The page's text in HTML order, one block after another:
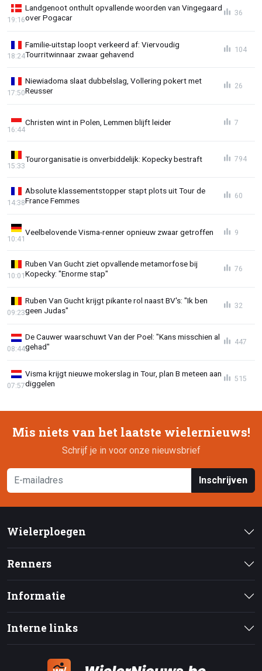
Landgenoot onthult opvallende woorden van Vingegaard
over Pogacar
19:16
36
Familie-uitstap loopt verkeerd af: Viervoudig
Tourritwinnaar zwaar gehavend
18:24
104
Niewiadoma slaat dubbelslag, Vollering pokert met
Reusser
17:50
26
Christen wint in Polen, Lemmen blijft leider
16:44
7
Tourorganisatie is onverbiddelijk: Kopecky bestraft
15:33
794
Absolute klassementstopper stapt plots uit Tour de
France Femmes
14:38
60
Veelbelovende Visma-renner opnieuw zwaar getroffen
10:41
9
Ruben Van Gucht ziet opvallende metamorfose bij
Kopecky: "Enorme stap"
10:01
76
Ruben Van Gucht krijgt pikante rol naast BV's: "Ik ben
geen Judas"
09:23
32
De Cauwer waarschuwt Van der Poel: "Kans misschien al
gehad"
08:44
447
Visma krijgt nieuwe mokerslag in Tour, plan B meteen aan
diggelen
07:57
515
Mis niets van het laatste wielernieuws!
Schrijf je in voor onze nieuwsbrief
Inschrijven
Wielerploegen
Renners
Informatie
Interne links